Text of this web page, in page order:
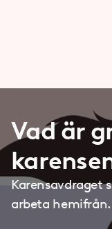
Vad är
Karensavdraget
arbeta hemifrån.